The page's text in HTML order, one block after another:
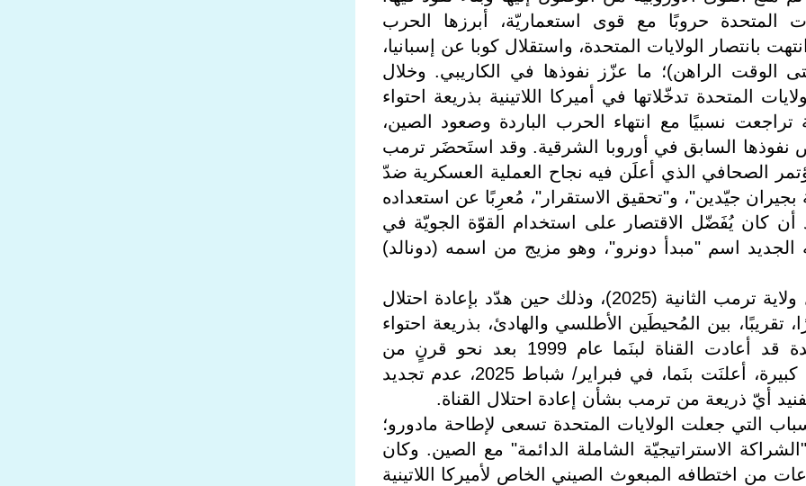
المتحدة حروبًا مع قوى استعماريّة، أبرزها الحرب
(عام 1898)، التي انتهت بانتصار الولايات المتحدة، واستقلال كوبا عن إسبانيا،
الوقت الراهن)؛ ما عزّز نفوذها في الكاريبي. وخلال
1989)، كثّفَت الولايات المتحدة تدخّلاتها في أميركا اللاتينية بذريعة احتواء
تراجعت نسبيًا مع انتهاء الحرب الباردة وصعود الصين،
نفوذها السابق في أوروبا الشرقية. وقد استَحضَر ترمب
الصحافي الذي أعلَن فيه نجاح العملية العسكرية ضدّ
بجيران جيّدين"، و"تحقيق الاستقرار"، مُعرِبًا عن استعداده
أن كان يُفَضّل الاقتصار على استخدام القوّة الجويّة في
اسم "مبدأ دونرو"، وهو مزيج من اسمه (دونالد)
وكانت بنَما أوّل هدف لهذا المبدأ خلال ولاية ترمب الثانية (2025)، وذلك حين هدّد بإعادة احتلال
الممتدّة إلى 80 كيلومترًا، تقريبًا، بين المُحيطَين الأطلسي والهادئ، بذريعة احتواء
النفوذ الصيني. وكانت الولايات المتحدة قد أعادت القناة لبنَما عام 1999 بعد نحو قرنٍ من
السيطرة عليها. وتحت ضغوط أميركية كبيرة، أعلنَت بنَما، في فبراير/ شباط 2025، عدم تجديد
أيّ ذريعة من ترمب بشأن إعادة احتلال القناة.
التي جعلت الولايات المتحدة تسعى لإطاحة مادورو؛
اتفاق "الشراكة الاستراتيجيّة الشاملة الدائمة" مع الصين. وكان
من اختطافه المبعوث الصيني الخاص لأميركا اللاتينية